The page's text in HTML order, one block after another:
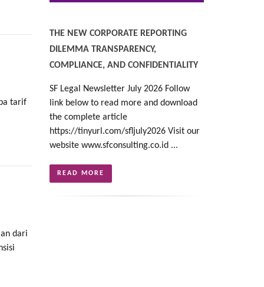
tarif
dari
THE NEW CORPORATE REPORTING
DILEMMA TRANSPARENCY,
COMPLIANCE, AND CONFIDENTIALITY
SF Legal Newsletter July 2026 Follow
link below to read more and download
the complete article
https://tinyurl.com/sfljuly2026 Visit our
website www.sfconsulting.co.id ...
READ MORE